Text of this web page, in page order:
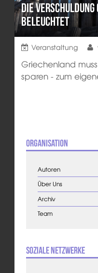
Die
beleuchtet
Veranstaltung
Griechenland
sparen - zum
Organisation
Autoren
Über Uns
Archiv
Team
Soziale Netzwerke